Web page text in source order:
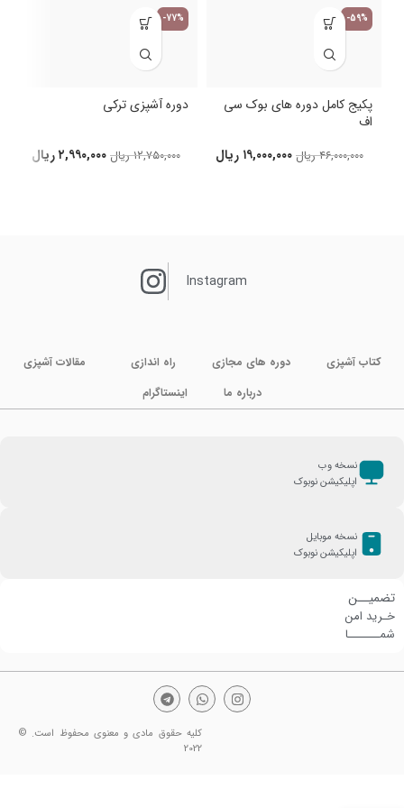
-59%
پکیج کامل دوره های بوک سی
اف
۴۶,۰۰۰,۰۰۰ ریال ۱۹,۰۰۰,۰۰۰ ریال
-77%
دوره آشپزی ترکی
۱۲,۷۵۰,۰۰۰ ریال ۲,۹۹۰,۰۰۰ریال
Instagram
کتاب آشپزی دوره های مجازی راه اندازی
مقالات آشپزی
درباره ما
اینستاگرام
نسخه وب
اپلیکیشن نوبوک
نسخه موبایل
اپلیکیشن نوبوک
تضمیــن
خـرید امن
شمـــــــا
کلیه حقوق مادی و معنوی محفوظ است. ©
2022